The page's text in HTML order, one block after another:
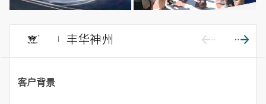
丰华神州
客户背景